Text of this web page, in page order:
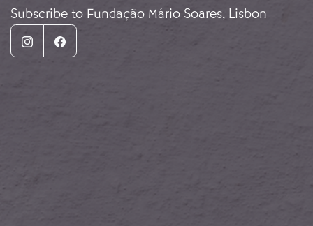
Subscribe to Fundação Mário Soares, Lisbon
InstagramFacebook